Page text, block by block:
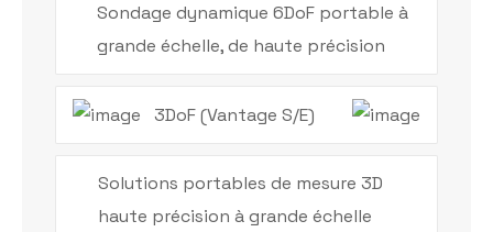
Sondage dynamique 6DoF portable à
grande échelle, de haute précision
3DoF (Vantage S/E)
Solutions portables de mesure 3D
haute précision à grande échelle